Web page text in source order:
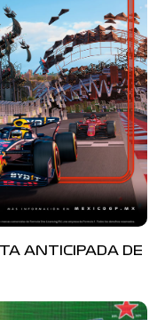
ANTICIPADA DE